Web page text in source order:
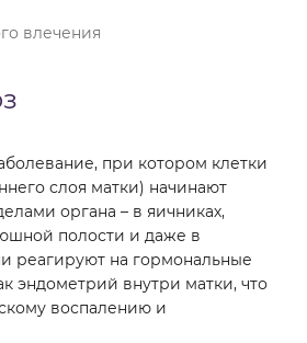
влечения
при котором клетки
слоя матки) начинают
органа – в яичниках,
полости и даже в
реагируют на гормональные
эндометрий внутри матки, что
воспалению и